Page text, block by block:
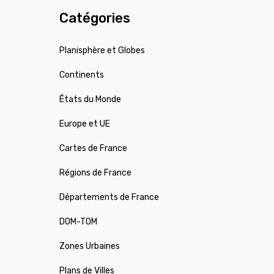
Catégories
Planisphère et Globes
Continents
États du Monde
Europe et UE
Cartes de France
Régions de France
Départements de France
DOM-TOM
Zones Urbaines
Plans de Villes